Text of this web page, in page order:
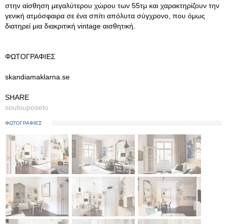
στην αίσθηση μεγαλύτερου χώρου των 55τμ και χαρακτηρίζουν την
γενική ατμόσφαιρα σε ένα σπίτι απόλυτα σύγχρονο, που όμως
διατηρεί μια διακριτική vintage αισθητική.
ΦΩΤΟΓΡΑΦΙΕΣ
skandiamaklarna.se
SHARE
soulouposeto
ΦΩΤΟΓΡΑΦΙΕΣ